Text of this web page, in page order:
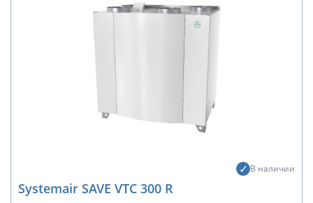
В наличии
Systemair SAVE VTC 300 R